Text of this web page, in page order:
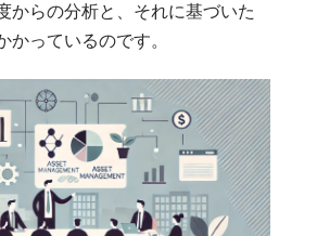
からの分析と、それに基づいた
かっているのです。